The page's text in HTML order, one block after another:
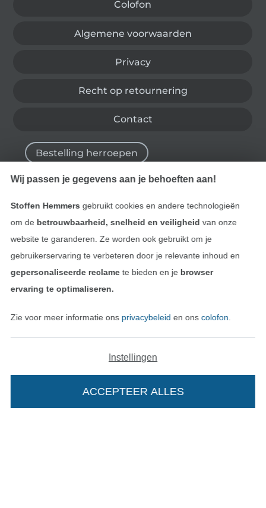
Colofon
Algemene voorwaarden
Privacy
Recht op retournering
Contact
Bestelling herroepen
Vind meer inspiratie
Deutsch
Nederlands
Wissel naar de
Wij passen je gegevens aan je behoeften aan!
Stoffen Hemmers gebruikt cookies en andere technologieën
om de betrouwbaarheid, snelheid en veiligheid van onze
website te garanderen. Ze worden ook gebruikt om je
gebruikerservaring te verbeteren door je relevante inhoud en
gepersonaliseerde reclamete bieden en je browser
ervaring te optimaliseren.
Zie voor meer informatie ons privacybeleid en ons colofon
Instellingen
ACCEPTEER ALLES